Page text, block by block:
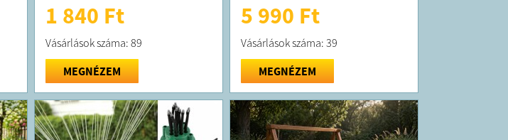
1 840 Ft
Vásárlások száma: 89
MEGNÉZEM
5 990 Ft
Vásárlások száma: 39
MEGNÉZEM